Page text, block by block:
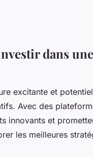
dans
excitante et
Avec des
innovants et
les meilleures